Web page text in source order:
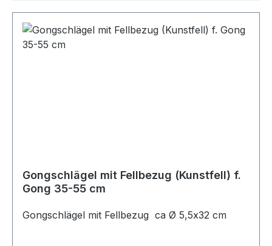
Gongschlägel mit Fellbezug (Kunstfell) f.
Gong 35-55 cm
Gongschlägel mit Fellbezug ca Ø 5,5x32 cm